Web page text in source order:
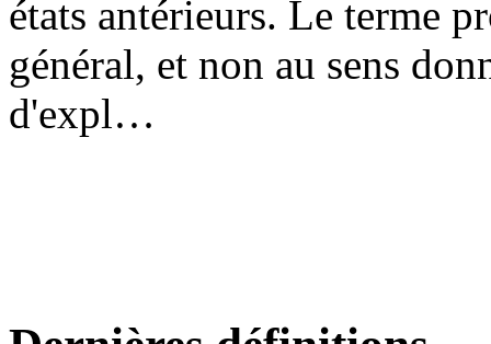
états antérieurs. Le terme
général, et non au sens
d'expl…